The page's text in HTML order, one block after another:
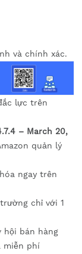
và chính xác.
lực trên
– March 20,
quản lý
ngay trên
chỉ với 1
hội bán hàng
miễn phí